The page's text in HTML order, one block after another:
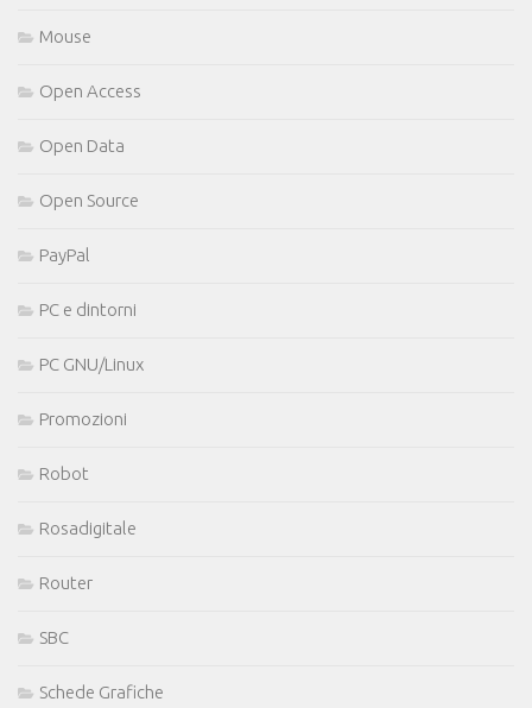
Mouse
Open Access
Open Data
Open Source
PayPal
PC e dintorni
PC GNU/Linux
Promozioni
Robot
Rosadigitale
Router
SBC
Schede Grafiche